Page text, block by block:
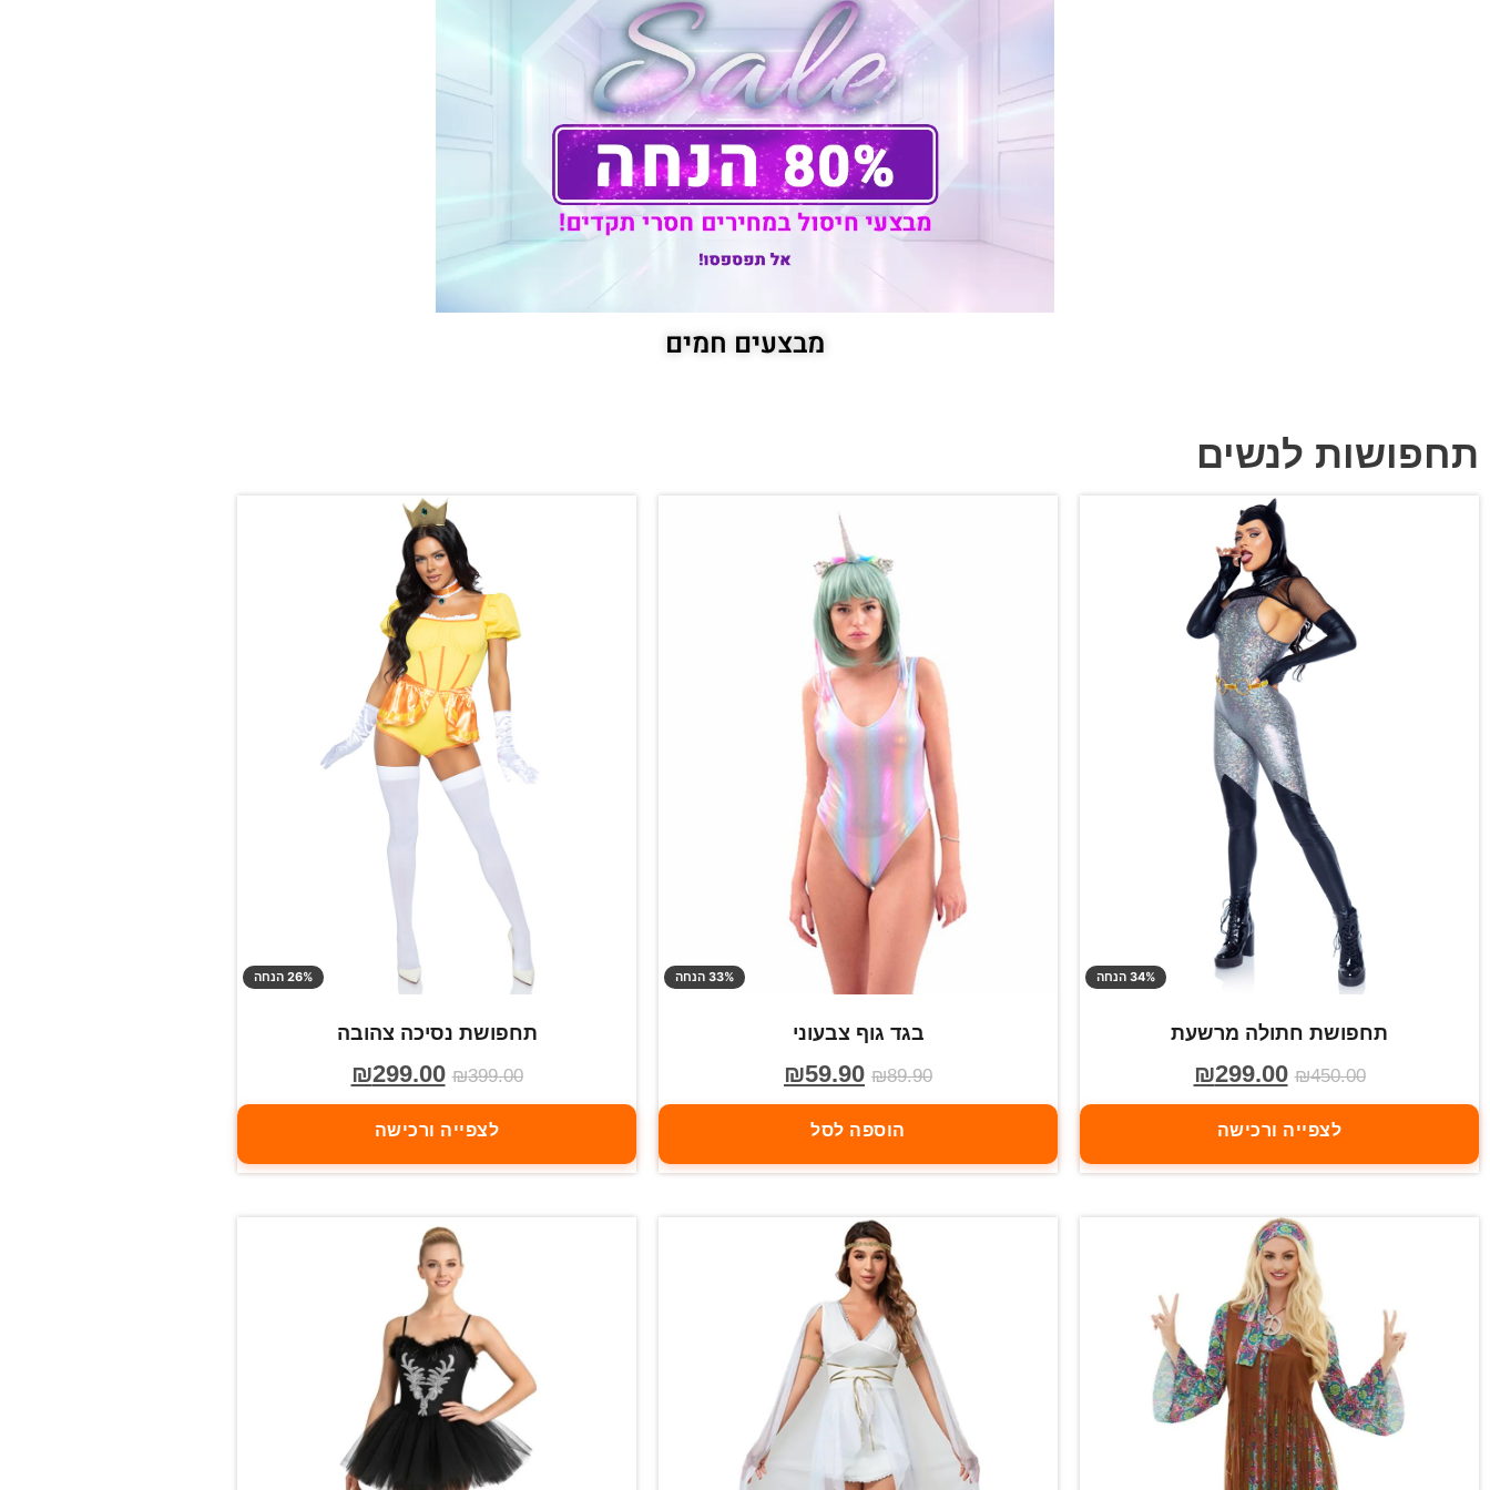
מבצעים חמים
תחפושות לנשים
34% הנחה
תחפושת חתולה מרשעת
₪450.00
₪299.00
לצפייה ורכישה
33% הנחה
בגד גוף צבעוני
₪89.90
₪59.90
הוספה לסל
26% הנחה
תחפושת נסיכה צהובה
₪399.00
₪299.00
לצפייה ורכישה